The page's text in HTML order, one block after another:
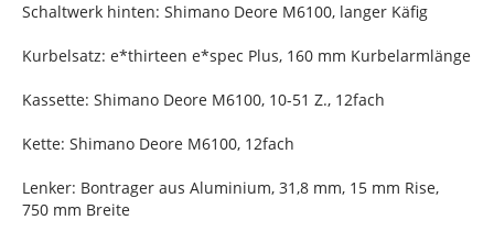
Schaltwerk hinten: Shimano Deore M6100, langer Käfig
Kurbelsatz: e*thirteen e*spec Plus, 160 mm Kurbelarmlänge
Kassette: Shimano Deore M6100, 10-51 Z., 12fach
Kette: Shimano Deore M6100, 12fach
Lenker: Bontrager aus Aluminium, 31,8 mm, 15 mm Rise,
750 mm Breite